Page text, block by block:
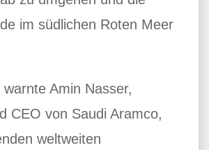
im südlichen Roten Meer
Amin Nasser,
CEO von Saudi Aramco,
weltweiten